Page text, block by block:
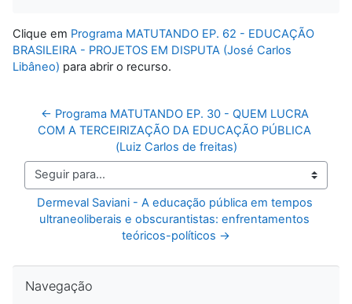
Clique em Programa MATUTANDO EP. 62 - EDUCAÇÃO
BRASILEIRA - PROJETOS EM DISPUTA (José Carlos
Libâneo) para abrir o recurso.
← Programa MATUTANDO EP. 30 - QUEM LUCRA
COM A TERCEIRIZAÇÃO DA EDUCAÇÃO PÚBLICA
(Luiz Carlos de freitas)
Seguir para...
Dermeval Saviani - A educação pública em tempos
ultraneoliberais e obscurantistas: enfrentamentos
teóricos-políticos →
Navegação